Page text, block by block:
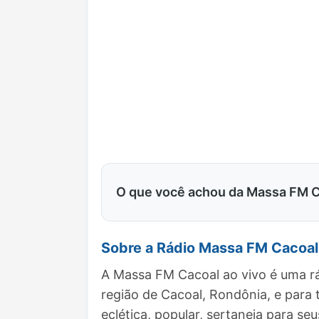
O que você achou da Massa FM
Sobre a Rádio Massa FM Cacoal
A Massa FM Cacoal ao vivo é uma
região de Cacoal, Rondônia, e
eclética, popular, sertaneja para